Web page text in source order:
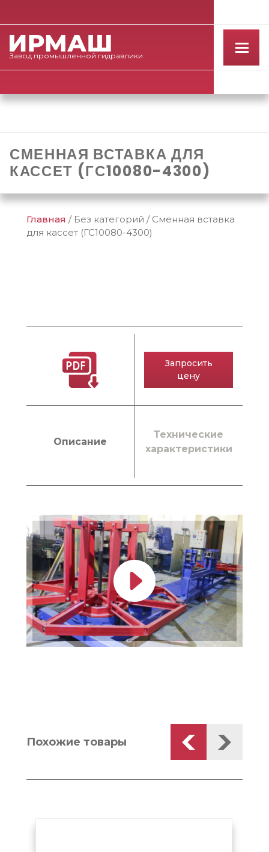
Завод промышленной гидравлики
СМЕННАЯ ВСТАВКА ДЛЯ
КАССЕТ (ГС10080-4300)
Главная / Без категорий / Сменная вставка
для кассет (ГС10080-4300)
Описание
Технические
характеристики
Запросить
цену
Похожие товары